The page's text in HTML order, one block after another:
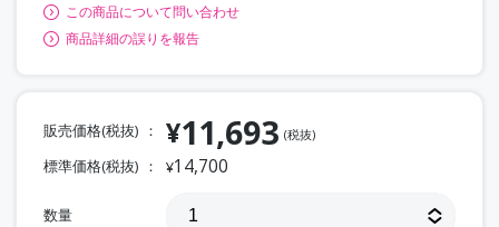
この商品について問い合わせ
商品詳細の誤りを報告
販売価格(税抜) ¥11,693 (税抜)
標準価格(税抜) ¥14,700
数量